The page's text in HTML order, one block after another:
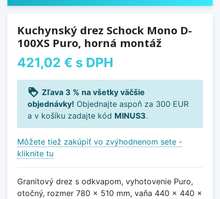
Kuchynský drez Schock Mono D-
100XS Puro, horná montáž
421,02 € s DPH
loyalty Zľava 3 % na všetky väčšie
objednávky! Objednajte aspoň za 300 EUR
a v košíku zadajte kód MINUS3.
Môžete tiež zakúpiť vo zvýhodnenom sete -
kliknite tu
Granitový drez s odkvapom, vyhotovenie Puro,
otočný, rozmer 780 x 510 mm, vaňa 440 x 440 x